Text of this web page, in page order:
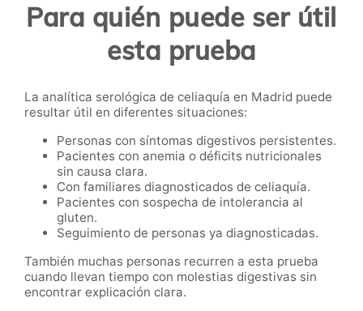
Para quién puede ser útil
esta prueba
La analítica serológica de celiaquía en Madrid puede
resultar útil en diferentes situaciones:
Personas con síntomas digestivos persistentes.
Pacientes con anemia o déficits nutricionales
sin causa clara.
Con familiares diagnosticados de celiaquía.
Pacientes con sospecha de intolerancia al
gluten.
Seguimiento de personas ya diagnosticadas.
También muchas personas recurren a esta prueba
cuando llevan tiempo con molestias digestivas sin
encontrar explicación clara.